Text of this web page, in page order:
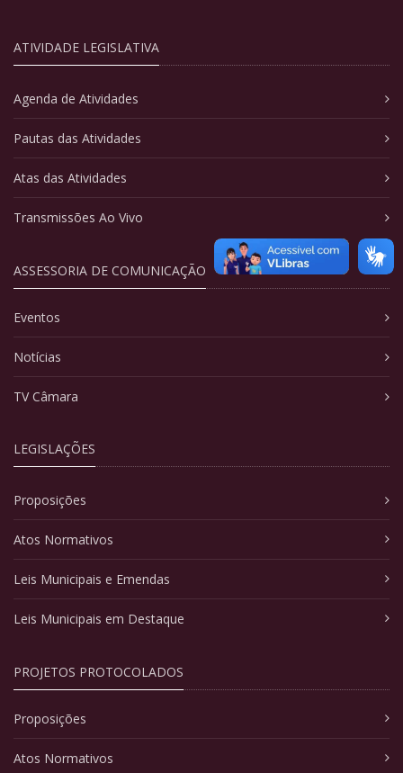
ATIVIDADE LEGISLATIVA
Agenda de Atividades
Pautas das Atividades
Atas das Atividades
Transmissões Ao Vivo
ASSESSORIA DE COMUNICAÇÃO
Eventos
Notícias
TV Câmara
LEGISLAÇÕES
Proposições
Atos Normativos
Leis Municipais e Emendas
Leis Municipais em Destaque
PROJETOS PROTOCOLADOS
Proposições
Atos Normativos